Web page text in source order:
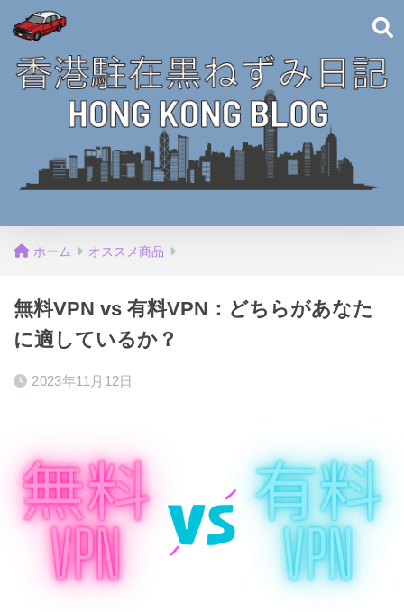
ホーム オススメ商品
無料VPN vs 有料VPN：どちらがあなた
に適しているか？
2023年11月12日